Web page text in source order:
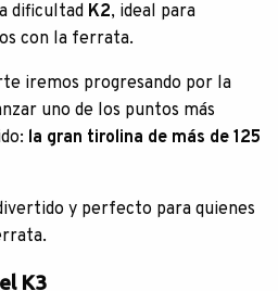
dificultad K2, ideal para
con la ferrata.
iremos progresando por la
uno de los puntos más
la gran tirolina de más de 125
y perfecto para quienes
K3